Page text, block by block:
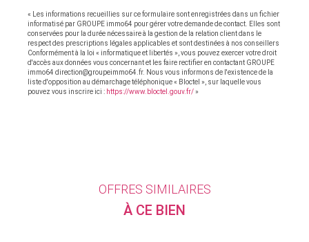
« Les informations recueillies sur ce formulaire sont enregistrées dans un fichier
informatisé par GROUPE immo64 pour gérer votre demande de contact. Elles sont
conservées pour la durée nécessaire à la gestion de la relation client dans le
respect des prescriptions légales applicables et sont destinées à nos conseillers
Conformément à la loi « informatique et libertés », vous pouvez exercer votre droit
d'accès aux données vous concernant et les faire rectifier en contactant GROUPE
immo64 direction@groupeimmo64.fr. Nous vous informons de l'existence de la
liste d'opposition au démarchage téléphonique « Bloctel », sur laquelle vous
pouvez vous inscrire ici : https://www.bloctel.gouv.fr/»
OFFRES SIMILAIRES
À CE BIEN